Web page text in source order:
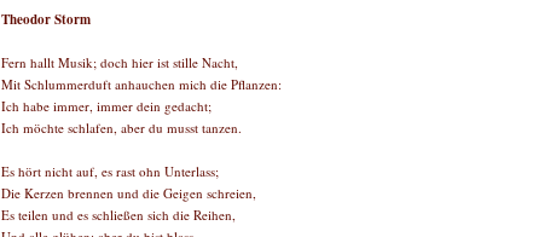
Theodor Storm
Fern hallt Musik; doch hier ist stille Nacht,
Mit Schlummerduft anhauchen mich die Pflanzen:
Ich habe immer, immer dein gedacht;
Ich möchte schlafen, aber du musst tanzen.
Es hört nicht auf, es rast ohn Unterlass;
Die Kerzen brennen und die Geigen schreien,
Es teilen und es schließen sich die Reihen,